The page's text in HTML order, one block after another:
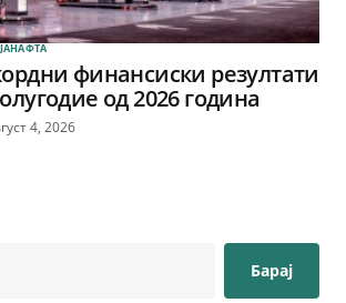
НАФТА
финансиски резултати
од 2026 година
4, 2026
Барај